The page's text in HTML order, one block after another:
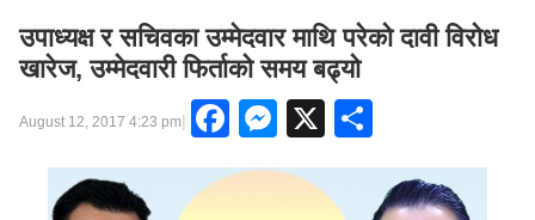
उपाध्यक्ष र सचिवका उम्मेदवार माथि परेको दावी विरोध
खारेज, उम्मेदवारी फिर्ताको समय बढ्यो
August 12, 2017 4:23 pm| Facebook
Messenger
X